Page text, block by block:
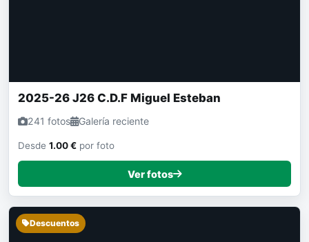
2025-26 J26 C.D.F Miguel Esteban
241 fotos Galería reciente
Desde 1.00 € por foto
Ver fotos
Descuentos